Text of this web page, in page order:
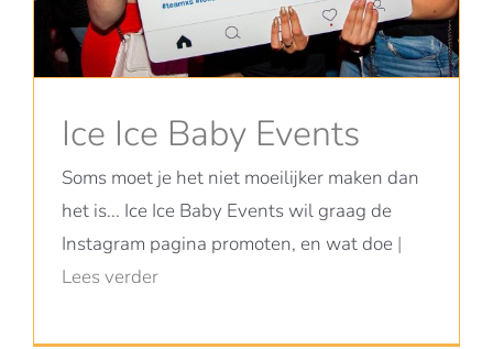
Ice Ice Baby Events
Soms moet je het niet moeilijker maken dan
het is... Ice Ice Baby Events wil graag de
Instagram pagina promoten, en wat doe|
Lees verder